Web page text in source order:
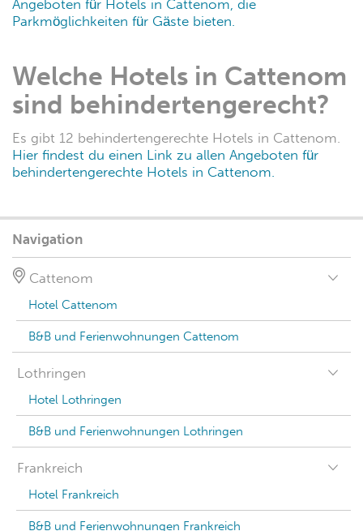
Viele Hotels in Cattenom erlauben auch Haustiere.
Hier findest du einen Link zu den besten Angeboten
willkommen sind.
Welche Hotels in Cattenom
bieten Parkmöglichkeiten
für Gäste?
Es gibt 7 Hotels in Cattenom, die Parkmöglichkeiten
für Gäste bieten.
Angeboten für Hotels in Cattenom, die
Parkmöglichkeiten für Gäste bieten.
Welche Hotels in Cattenom
sind behindertengerecht?
Es gibt 12 behindertengerechte Hotels in Cattenom.
Hier findest du einen Link zu allen Angeboten für
behindertengerechte Hotels in Cattenom.
Cattenom